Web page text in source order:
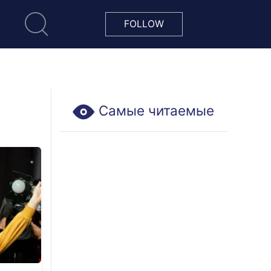
FOLLOW
Самые читаемые